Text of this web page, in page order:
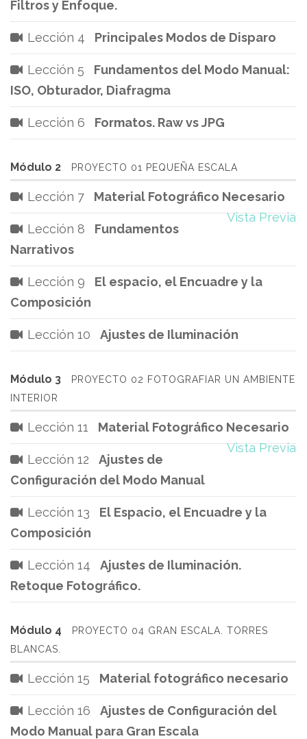
Filtros y Enfoque.
Lección 4 Principales Modos de Disparo
Lección 5
Fundamentos del Modo Manual:
ISO, Obturador, Diafragma
Lección 6 Formatos. Raw vs JPG
Módulo 2 PROYECTO 01 PEQUEÑA ESCALA
Lección 7
Material Fotográfico Necesario
Vista Previa
Lección 8
Fundamentos
Narrativos
Lección 9
El espacio, el Encuadre y la
Composición
Lección 10 Ajustes de Iluminación
Módulo 3
PROYECTO 02 FOTOGRAFIAR UN AMBIENTE
INTERIOR
Lección 11
Material Fotográfico Necesario
Vista Previa
Lección 12
Ajustes de
Configuración del Modo Manual
Lección 13
El Espacio, el Encuadre y la
Composición
Lección 14
Ajustes de Iluminación.
Retoque Fotográfico.
Módulo 4
PROYECTO 04 GRAN ESCALA. TORRES
BLANCAS.
Lección 15 Material fotográfico necesario
Lección 16
Ajustes de Configuración del
Modo Manual para Gran Escala